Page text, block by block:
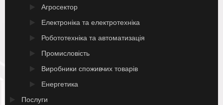
Агросектор
Електроніка та електротехніка
Робототехніка та автоматизація
Промисловість
Виробники споживчих товарів
Енергетика
Послуги